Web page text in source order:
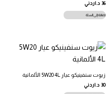
36 د.اردني
إضافة إلى السلة
زيوت سنفينيكو عيار 5W20 4L الألمانية
30 د.اردني